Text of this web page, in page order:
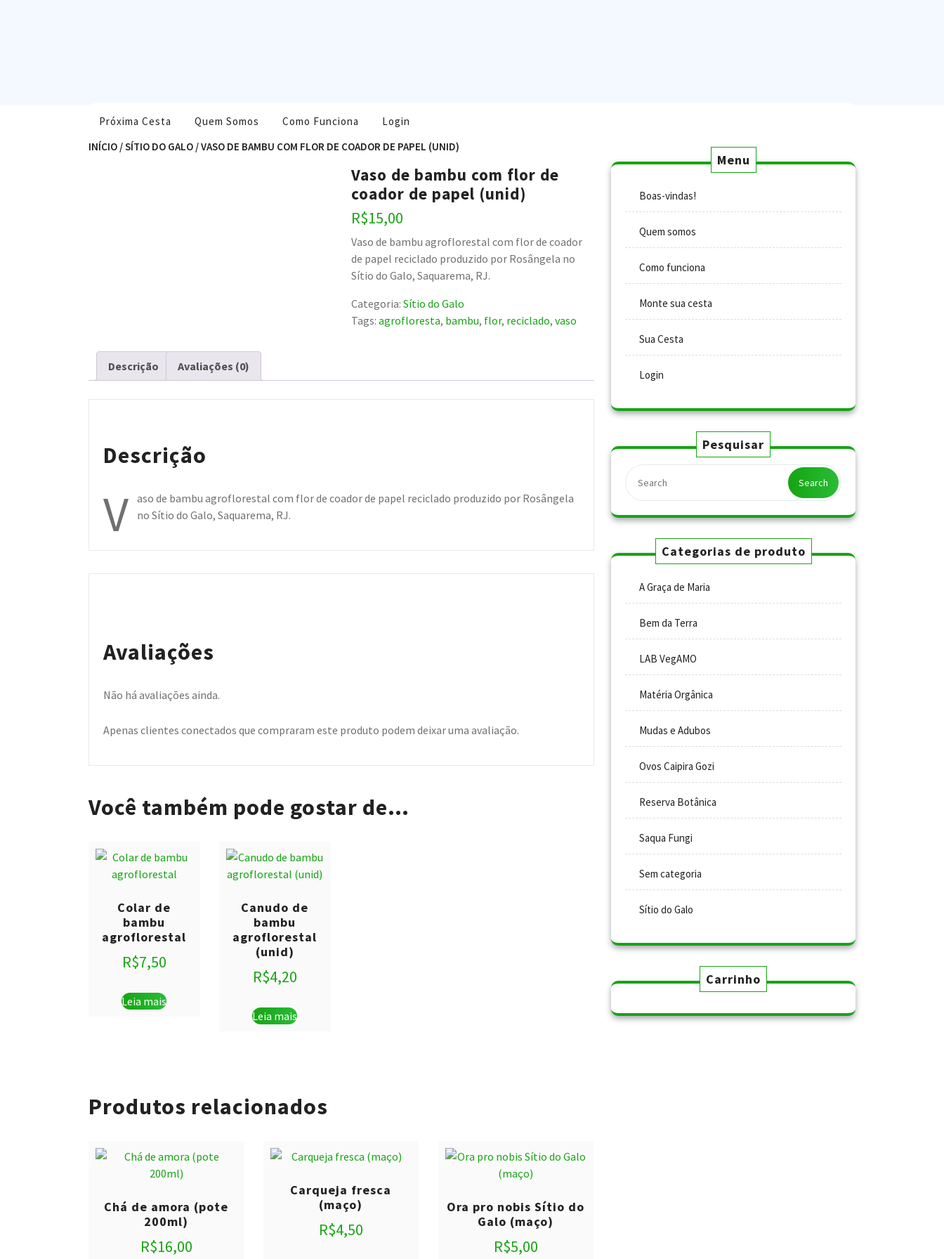
Próxima Cesta Quem Somos Como Funciona
Login
INÍCIO /SÍTIO DO GALO / VASO DE BAMBU COM FLOR DE COADOR DE PAPEL (UNID)
Vaso de bambu com flor de
coador de papel (unid)
R$15,00
Vaso de bambu agroflorestal com flor de coador
de papel reciclado produzido por Rosângela no
Sítio do Galo, Saquarema, RJ.
Categoria:Sítio do Galo
Tags:agrofloresta, bambu, flor, reciclado,vaso
Descrição Avaliações (0)
Descrição
V aso de bambu agroflorestal com flor de coador de papel reciclado produzido por Rosângela
no Sítio do Galo, Saquarema, RJ.
Avaliações
Não há avaliações ainda.
Apenas clientes conectados que compraram este produto podem deixar uma avaliação.
Você também pode gostar de…
Colar de
bambu
agroflorestal
R$7,50
Leia mais
Canudo de
bambu
agroflorestal
(unid)
R$4,20
Leia mais
Produtos relacionados
Chá de amora (pote
200ml)
R$16,00
Carqueja fresca
(maço)
R$4,50
Ora pro nobis Sítio do
Galo (maço)
R$5,00
Menu
Boas-vindas!
Quem somos
Como funciona
Monte sua cesta
Sua Cesta
Login
Pesquisar
Search
Categorias de produto
A Graça de Maria
Bem da Terra
LAB VegAMO
Matéria Orgânica
Mudas e Adubos
Ovos Caipira Gozi
Reserva Botânica
Saqua Fungi
Sem categoria
Sítio do Galo
Carrinho